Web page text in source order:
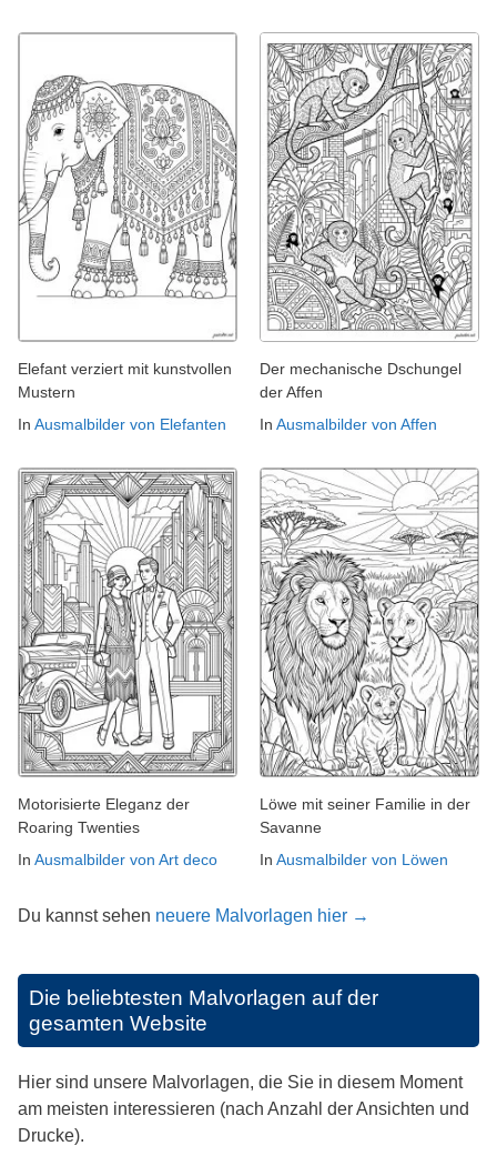
Elefant verziert mit kunstvollen
Mustern
In Ausmalbilder von Elefanten
Der mechanische Dschungel
der Affen
In Ausmalbilder von Affen
Motorisierte Eleganz der
Roaring Twenties
In Ausmalbilder von Art deco
Löwe mit seiner Familie in der
Savanne
In Ausmalbilder von Löwen
Du kannst sehen neuere Malvorlagen hier →
Die beliebtesten Malvorlagen auf der
gesamten Website
Hier sind unsere Malvorlagen, die Sie in diesem Moment
am meisten interessieren (nach Anzahl der Ansichten und
Drucke).